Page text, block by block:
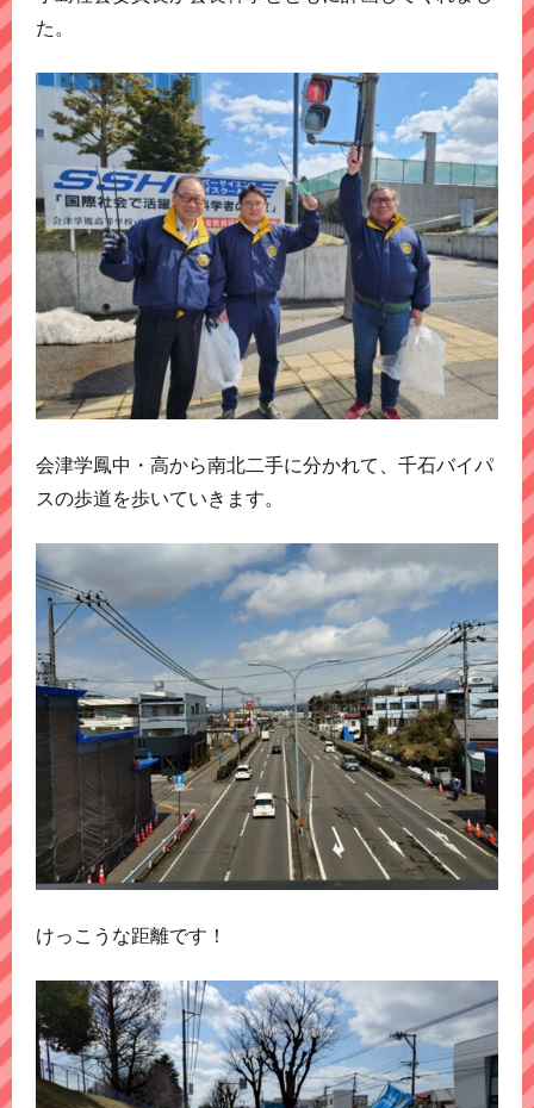
た。
会津学鳳中・高から南北二手に分かれて、千石バイパ
スの歩道を歩いていきます。
けっこうな距離です！